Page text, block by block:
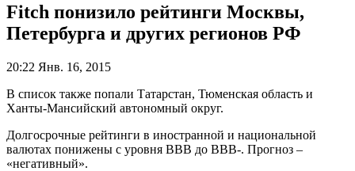
Fitch понизило рейтинги Москвы,
Петербурга и других регионов РФ
20:22 Янв. 16, 2015
В список также попали Татарстан, Тюменская область и
Ханты-Мансийский автономный округ.
Долгосрочные рейтинги в иностранной и национальной
валютах понижены с уровня BBB до BBB-. Прогноз –
«негативный».